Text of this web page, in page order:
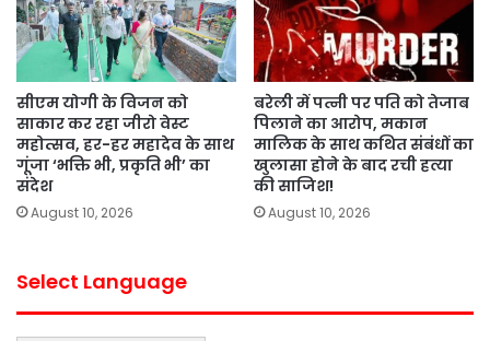
सीएम योगी के विजन को
साकार कर रहा जीरो वेस्ट
महोत्सव, हर-हर महादेव के साथ
गूंजा ‘भक्ति भी, प्रकृति भी’ का
संदेश
August 10, 2026
बरेली में पत्नी पर पति को तेजाब
पिलाने का आरोप, मकान
मालिक के साथ कथित संबंधों का
खुलासा होने के बाद रची हत्या
की साजिश!
August 10, 2026
Select Language